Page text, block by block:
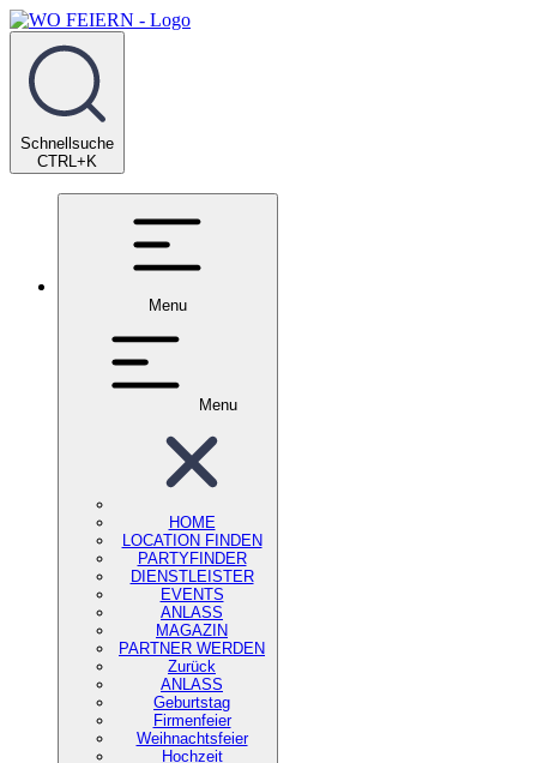
Schnellsuche
CTRL+K
Menu
Menu
HOME
LOCATION FINDEN
PARTYFINDER
DIENSTLEISTER
EVENTS
ANLASS
MAGAZIN
PARTNER WERDEN
Zurück
ANLASS
Geburtstag
Firmenfeier
Weihnachtsfeier
Hochzeit